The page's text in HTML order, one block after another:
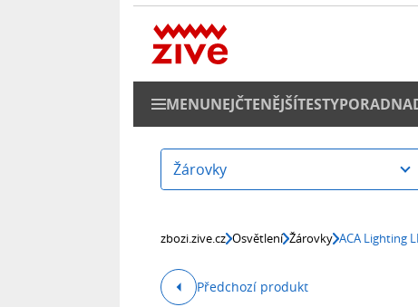
MENUNEJČTENĚJŠÍTESTYPORADNA
Žárovky
zbozi.zive.cz Osvětlení Žárovky ACA Lighting
Předchozí produkt